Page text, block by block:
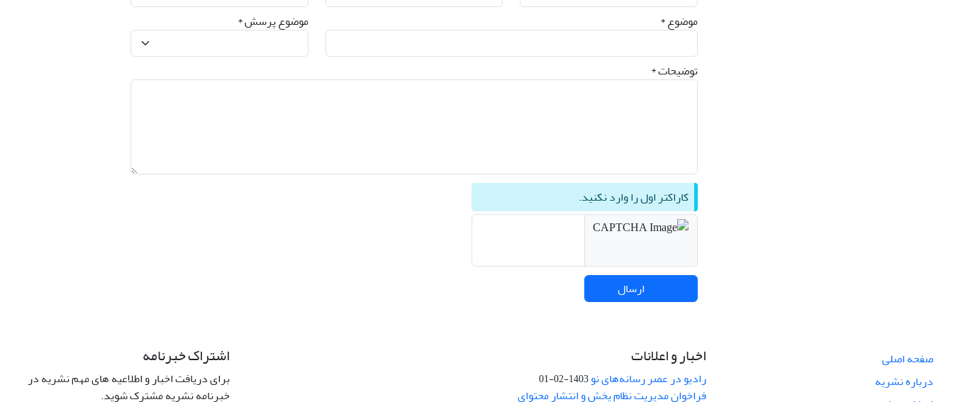
موضوع * موضوع پرسش *
توضیحات *
کاراکتر اول را وارد نکنید.
ارسال
صفحه اصلی
درباره نشریه
اخبار و اعلانات
رادیو در عصر رسانه‌های نو1403-02-01
فراخوان مدیریت نظام پخش و انتشار محتوای
اشتراک خبرنامه
برای دریافت اخبار و اطلاعیه های مهم نشریه در
خبرنامه نشریه مشترک شوید.